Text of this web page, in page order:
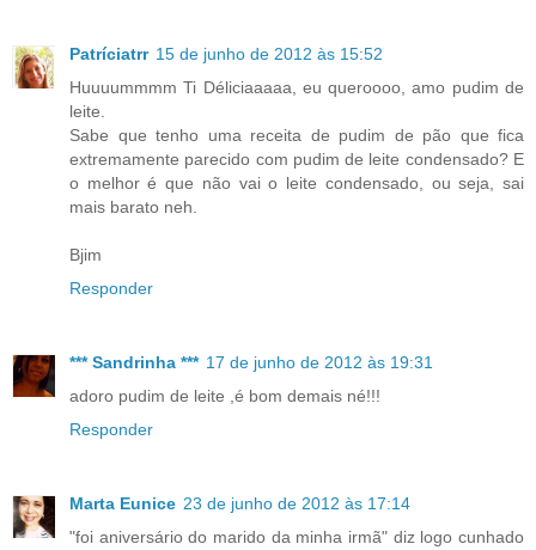
Patríciatrr 15 de junho de 2012 às 15:52
Huuuummmm Ti Déliciaaaaa, eu queroooo, amo pudim de
leite.
Sabe que tenho uma receita de pudim de pão que fica
extremamente parecido com pudim de leite condensado? E
o melhor é que não vai o leite condensado, ou seja, sai
mais barato neh.
Bjim
Responder
*** Sandrinha *** 17 de junho de 2012 às 19:31
adoro pudim de leite ,é bom demais né!!!
Responder
Marta Eunice 23 de junho de 2012 às 17:14
"foi aniversário do marido da minha irmã" diz logo cunhado